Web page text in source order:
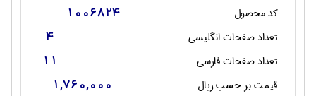
کد محصول 1006824
تعداد صفحات انگليسی 4
تعداد صفحات فارسی 11
قیمت بر حسب ریال 1,760,000